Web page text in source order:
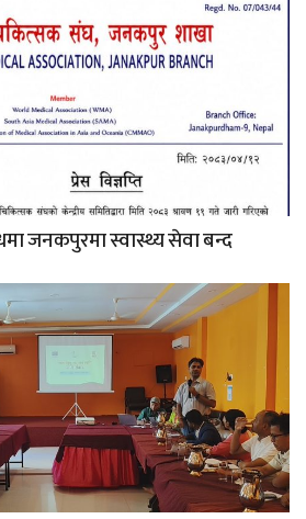
जनकपुरमा स्वास्थ्य सेवा बन्द